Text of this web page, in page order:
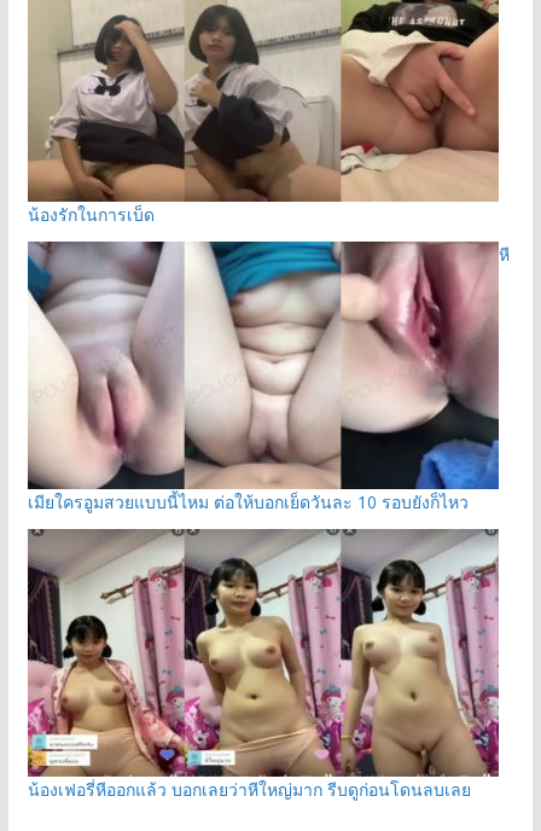
น้องรักในการเบ็ด
หี
เมียใครอูมสวยแบบนี้ไหม ต่อให้บอกเย็ดวันละ 10 รอบยังก็ไหว
น้องเฟอรี่หีออกแล้ว บอกเลยว่าหีใหญ่มาก รีบดูก่อนโดนลบเลย